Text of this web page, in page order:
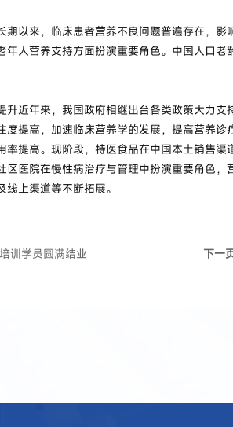
来，临床患者营养不良问题普遍存在，影
人营养支持方面扮演重要角色。中国人口
年来，我国政府相继出台各类政策大力支
提高，加速临床营养学的发展，提高营养
提高。现阶段，特医食品在中国本土销售
医院在慢性病治疗与管理中扮演重要角色
上渠道等不断拓展。
训学员圆满结业 下一